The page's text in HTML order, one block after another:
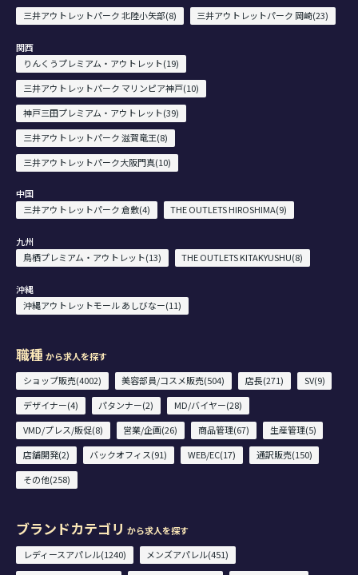
三井アウトレットパーク 北陸小矢部(8)
三井アウトレットパーク 岡崎(23)
関西
りんくうプレミアム・アウトレット(19)
三井アウトレットパーク マリンピア神戸(10)
神戸三田プレミアム・アウトレット(39)
三井アウトレットパーク 滋賀竜王(8)
三井アウトレットパーク大阪門真(10)
中国
三井アウトレットパーク 倉敷(4)
THE OUTLETS HIROSHIMA(9)
九州
鳥栖プレミアム・アウトレット(13)
THE OUTLETS KITAKYUSHU(8)
沖縄
沖縄アウトレットモール あしびなー(11)
職種 から求人を探す
ショップ販売(4002)
美容部員/コスメ販売(504) 店長(271)
SV(9)
デザイナー(4)
パタンナー(2)
MD/バイヤー(28)
VMD/プレス/販促(8)
営業/企画(26) 商品管理(67)
生産管理(5)
店舗開発(2)
バックオフィス(91) WEB/EC(17)
通訳販売(150)
その他(258)
ブランドカテゴリ から求人を探す
レディースアパレル(1240)
メンズアパレル(451)